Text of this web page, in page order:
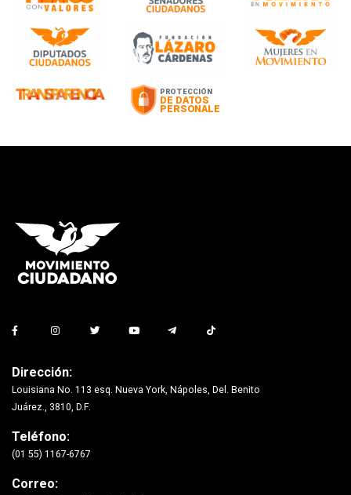
Dirección:
Louisiana No. 113 esq. Nueva York, Nápoles, Del. Benito
Juárez., 3810, D.F.
Teléfono:
(01 55) 1167-6767
Correo: